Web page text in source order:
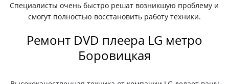
Специалисты очень быстро решат возникшую проблему и
смогут полностью восстановить работу техники.
Ремонт DVD плеера LG метро
Боровицкая